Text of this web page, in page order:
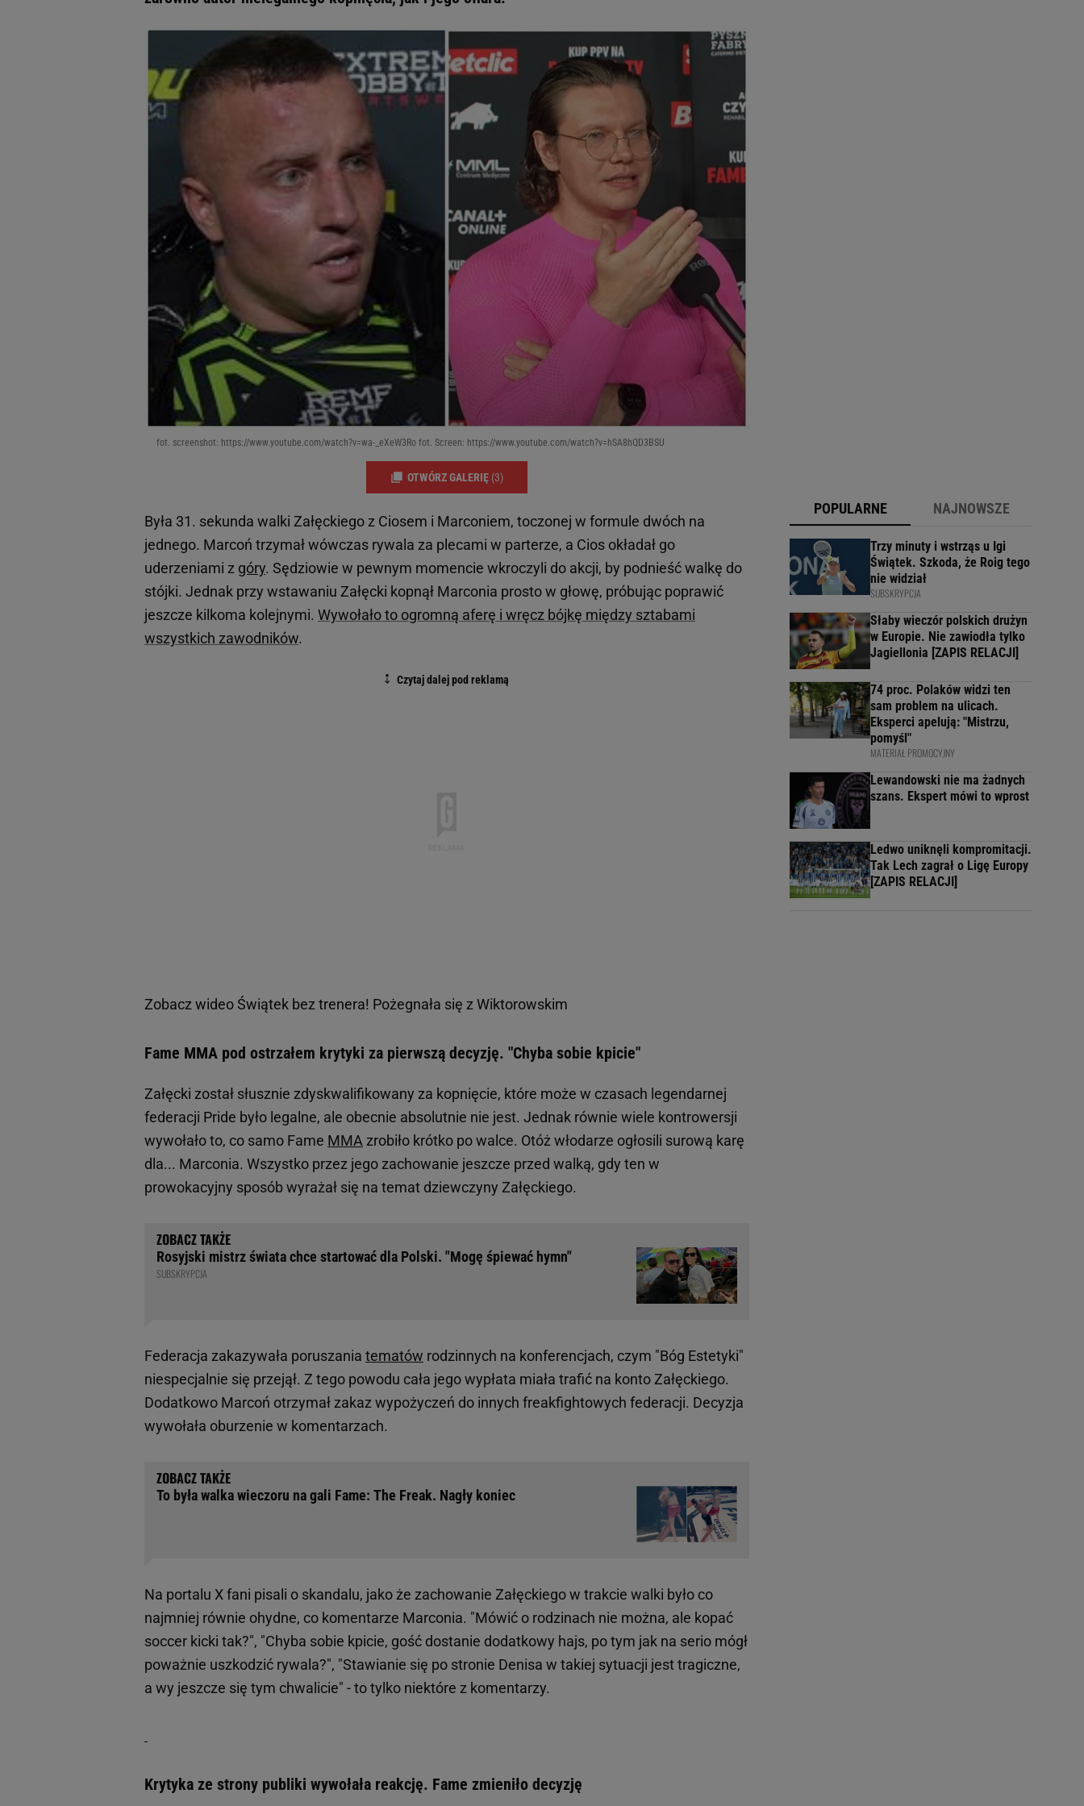
fot. screenshot: https://www.youtube.com/watch?v=wa-_eXeW3Ro fot. Screen: https://www.youtube.com/watch?v=hSA8hQD3BSU
OTWÓRZ GALERIĘ (3)
Była 31. sekunda walki Załęckiego z Ciosem i Marconiem, toczonej w formule dwóch na
jednego. Marcoń trzymał wówczas rywala za plecami w parterze, a Cios okładał go
uderzeniami z góry. Sędziowie w pewnym momencie wkroczyli do akcji, by podnieść walkę do
stójki. Jednak przy wstawaniu Załęcki kopnął Marconia prosto w głowę, próbując poprawić
jeszcze kilkoma kolejnymi. Wywołało to ogromną aferę i wręcz bójkę między sztabami
wszystkich zawodników.
Zobacz wideoŚwiątek bez trenera! Pożegnała się z Wiktorowskim
Fame MMA pod ostrzałem krytyki za pierwszą decyzję. "Chyba sobie kpicie"
Załęcki został słusznie zdyskwalifikowany za kopnięcie, które może w czasach legendarnej
federacji Pride było legalne, ale obecnie absolutnie nie jest. Jednak równie wiele kontrowersji
wywołało to, co samo Fame MMAzrobiło krótko po walce. Otóż włodarze ogłosili surową karę
dla... Marconia. Wszystko przez jego zachowanie jeszcze przed walką, gdy ten w
prowokacyjny sposób wyrażał się na temat dziewczyny Załęckiego.
Rosyjski mistrz świata chce startować dla Polski. "Mogę śpiewać hymn"
SUBSKRYPCJA
Federacja zakazywała poruszania tematów rodzinnych na konferencjach, czym "Bóg Estetyki"
niespecjalnie się przejął. Z tego powodu cała jego wypłata miała trafić na konto Załęckiego.
Dodatkowo Marcoń otrzymał zakaz wypożyczeń do innych freakfightowych federacji. Decyzja
wywołała oburzenie w komentarzach.
To była walka wieczoru na gali Fame: The Freak. Nagły koniec
Na portalu X fani pisali o skandalu, jako że zachowanie Załęckiego w trakcie walki było co
najmniej równie ohydne, co komentarze Marconia. "Mówić o rodzinach nie można, ale kopać
soccer kicki tak?", "Chyba sobie kpicie, gość dostanie dodatkowy hajs, po tym jak na serio mógł
poważnie uszkodzić rywala?", "Stawianie się po stronie Denisa w takiej sytuacji jest tragiczne,
a wy jeszcze się tym chwalicie" - to tylko niektóre z komentarzy.
Krytyka ze strony publiki wywołała reakcję. Fame zmieniło decyzję
POPULARNE NAJNOWSZE
Trzy minuty i wstrząs u Igi
Świątek. Szkoda, że Roig tego
nie widział
SUBSKRYPCJA
Słaby wieczór polskich drużyn
w Europie. Nie zawiodła tylko
Jagiellonia [ZAPIS RELACJI]
74 proc. Polaków widzi ten
sam problem na ulicach.
Eksperci apelują: "Mistrzu,
pomyśl"
MATERIAŁ PROMOCYJNY
Lewandowski nie ma żadnych
szans. Ekspert mówi to wprost
Ledwo uniknęli kompromitacji.
Tak Lech zagrał o Ligę Europy
[ZAPIS RELACJI]